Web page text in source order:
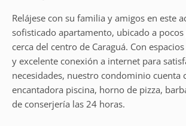
Relájese con su familia y amigos en este
sofisticado apartamento, ubicado a
cerca del centro de Caraguá. Con
y excelente conexión a internet para
necesidades, nuestro condominio cuenta
encantadora piscina, horno de pizza,
de conserjería las 24 horas.